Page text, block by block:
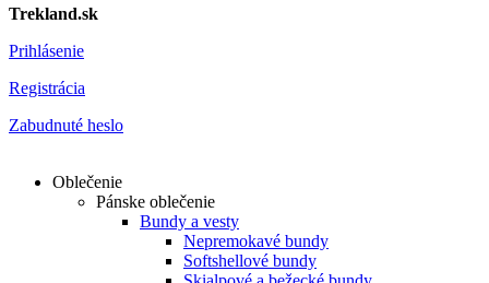
Trekland.sk
Prihlásenie
Registrácia
Zabudnuté heslo
Oblečenie
Pánske oblečenie
Bundy a vesty
Nepremokavé bundy
Softshellové bundy